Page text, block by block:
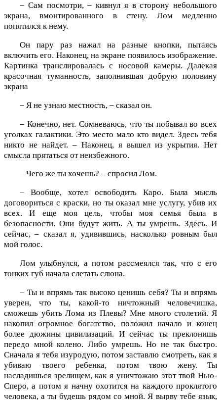
– Сам посмотри, – кивнул я в сторону небольшого
экрана, вмонтированного в стену. Лом медленно
попятился к нему.
Он пару раз нажал на разные кнопки, пытаясь
включить его. Наконец, на экране появилось изображение.
Картинка транслировалась с носовой камеры. Далекая
красочная туманность, заполнившая добрую половину
экрана
– Я не узнаю местность, – сказал он.
– Конечно, нет. Сомневаюсь, что ты побывал во всех
уголках галактики. Это место мало кто видел. Здесь тебя
никто не найдет. – Наконец, я вышел из укрытия. Нет
смысла прятаться от неизбежного.
– Чего же ты хочешь? – спросил Лом.
– Вообще, хотел освободить Каро. Была мысль
договориться с краски, но ты оказал мне услугу, убив их
всех. И еще моя цель, чтобы моя семья была в
безопасности. Они будут жить. А ты умрешь. Здесь. И
сейчас, – сказал я, удивившись, насколько ровным был
мой голос.
Лом улыбнулся, а потом рассмеялся так, что с его
тонких губ начала слетать слюна.
– Ты и впрямь так высоко ценишь себя? Ты и впрямь
уверен, что ты, какой-то ничтожный человечишка,
сможешь убить Лома из Плевы? Мне много столетий. Я
накопил огромное богатство, положил начало и конец
более дюжины цивилизаций. И сейчас ты преклонишь
передо мной колено. Либо умрешь. Но не так быстро.
Сначала я тебя изуродую, потом заставлю смотреть, как я
убиваю твоего ребенка, потом твою жену. Ты
насладишься зрелищем, как я уничтожаю этот твой Нью-
Сперо, а потом я начну охотится на каждого проклятого
человека, а ты будешь рядом со мной. Я вырву тебе язык,